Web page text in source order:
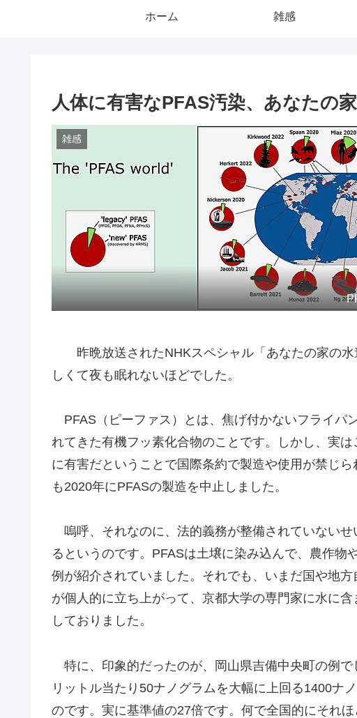
ホーム 雑感
人体に有害なPFAS汚染、あなたの
雑感
昨晩放送されたNHKスペシャル「あなたの家の水
しくて夜も眠れないほどでした。
PFAS（ピーファス）とは、焦げ付かないフライパ
れてきた有機フッ素化合物のことです。しかし、実
に有害だということで国際条約で製造や使用が禁じ
も2020年にPFASの製造を中止しました。
嗚呼、それなのに、法的義務が整備されていない
るというのです。PFASは土壌に染み込んで、農作物
例が紹介されていました。それでも、いまだ国や地
が個人的に立ち上がって、京都大学の専門家に水に
しておりました。
特に、印象的だったのが、岡山県吉備中央町の例
リットル当たり50ナノグラムを大幅に上回る1400ナ
のです。実に基準値の27倍です。何で全国的にそれ